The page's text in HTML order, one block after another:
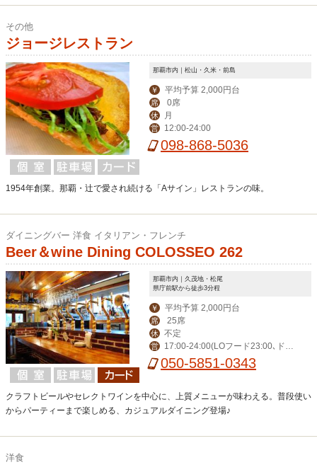
その他
ジョージレストラン
那覇市内｜松山・久米・前島
￥ 平均予算 2,000円台
席 0席
休 月
営 12:00-24:00
098-868-5036
1954年創業。那覇・辻で愛され続ける「Aサイン」レストランの味。
ダイニングバー 洋食 イタリアン・フレンチ
Beer＆wine Dining COLOSSEO 262
那覇市内｜久茂地・松尾
県庁前駅から徒歩3分程
￥ 平均予算 2,000円台
席 25席
休 不定
営
17:00-24:00(LOフード23:00､ドリ
ンク23:30)
050-5851-0343
クラフトビールやセレクトワインを中心に、上質メニューが味わえる。普段使い
からパーティーまで楽しめる、カジュアルダイニング登場♪
洋食